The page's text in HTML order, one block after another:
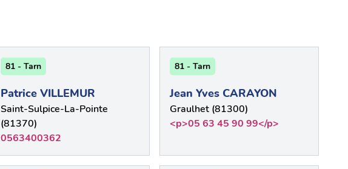
81 - Tarn
Patrice VILLEMUR
Saint-Sulpice-La-Pointe
(81370)
0563400362
81 - Tarn
Jean Yves CARAYON
Graulhet (81300)
<p>05 63 45 90 99</p>